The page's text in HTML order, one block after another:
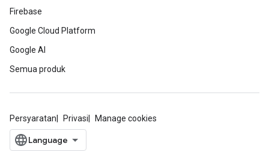
Firebase
Google Cloud Platform
Google AI
Semua produk
Persyaratan Privasi Manage cookies